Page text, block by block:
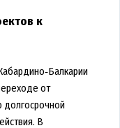
к
от
долгосрочной
В